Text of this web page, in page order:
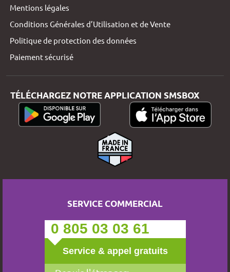
Mentions légales
Conditions Générales d’Utilisation et de Vente
Politique de protection des données
Paiement sécurisé
TÉLÉCHARGEZ NOTRE APPLICATION SMSBOX
SERVICE COMMERCIAL
0 805 03 03 61
Service & appel gratuits